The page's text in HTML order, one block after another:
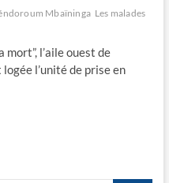
Mbaïninga Les malades
mort”, l’aile ouest de
l’unité de prise en